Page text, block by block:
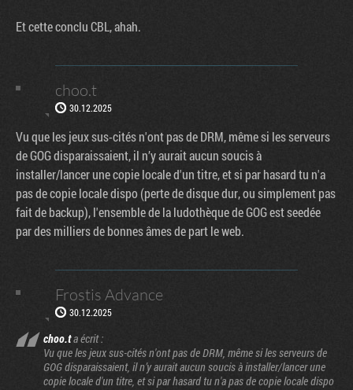
Et cette conclu CBL, ahah.
choo.t
30.12.2025
Vu que les jeux sus-cités n'ont pas de DRM, même si les serveurs
de GOG disparaissaient, il n’y aurait aucun soucis à
installer/lancer une copie locale d'un titre, et si par hasard tu n'a
pas de copie locale dispo (perte de disque dur, ou simplement pas
fait de backup), l'ensemble de la ludothèque de GOG est seedée
par des milliers de bonnes âmes de part le web.
Frostis Advance
30.12.2025
choo.ta écrit :
Vu que les jeux sus-cités n'ont pas de DRM, même si les serveurs de
GOG disparaissaient, il n’y aurait aucun soucis à installer/lancer une
copie locale d'un titre, et si par hasard tu n'a pas de copie locale dispo